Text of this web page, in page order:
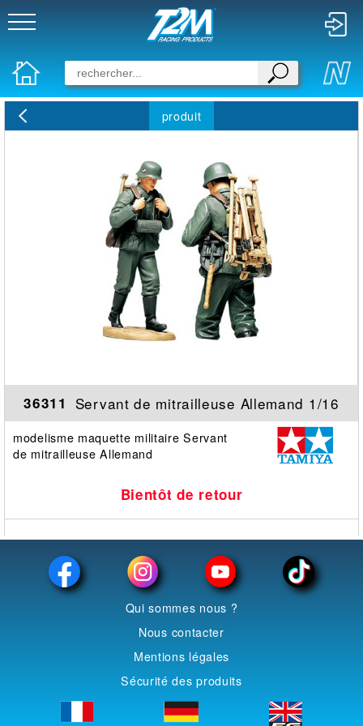
produit
36311 Servant de mitrailleuse Allemand 1/16
modelisme maquette militaire Servant
de mitrailleuse Allemand
Bientôt de retour
Qui sommes nous ?
Nous contacter
Mentions légales
Sécurité des produits